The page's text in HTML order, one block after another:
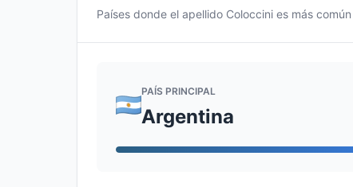
Países donde el apellido Coloccini es más común
PAÍS PRINCIPAL
Argentina